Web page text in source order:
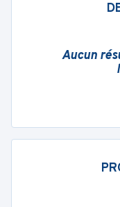
Aucun